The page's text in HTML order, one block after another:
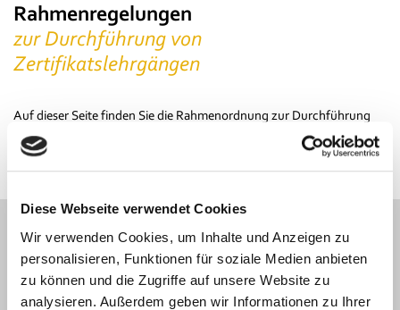
Diese Webseite verwendet Cookies
Wir verwenden Cookies, um Inhalte und Anzeigen zu
personalisieren, Funktionen für soziale Medien anbieten
zu können und die Zugriffe auf unsere Website zu
analysieren. Außerdem geben wir Informationen zu Ihrer
Rahmenregelungen
zur Durchführung von
Zertifikatslehrgängen
Auf dieser Seite finden Sie die Rahmenordnung zur Durchführung
von Zertifikatslehrgängen zum Download.
Download